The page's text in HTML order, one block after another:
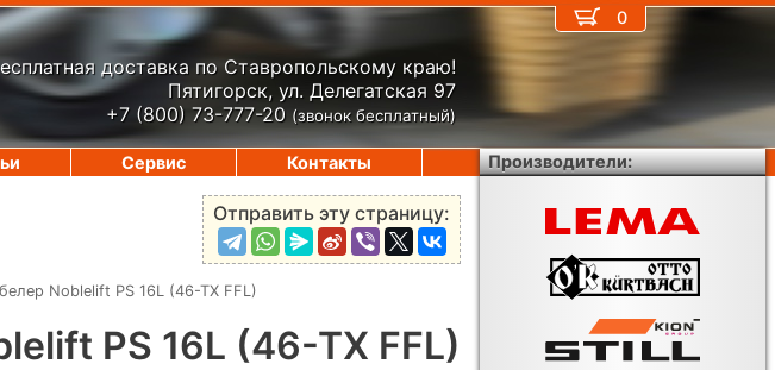
доставка по Ставропольскому краю!
Пятигорск, ул. Делегатская 97
+7 (800) 73-777-20 (звонок бесплатный)
Отправить эту страницу:
Noblelift PS 16L (46-TX FFL)
PS 16L (46-TX FFL)
0
Сервис Контакты Производители: